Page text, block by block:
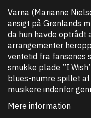
Varna (Marianne
ansigt på Grønlands
da hun havde optrådt
arrangementer
ventetid fra fansenes
smukke plade ”I
blues-numre spillet
musikere indenfor
Mere information